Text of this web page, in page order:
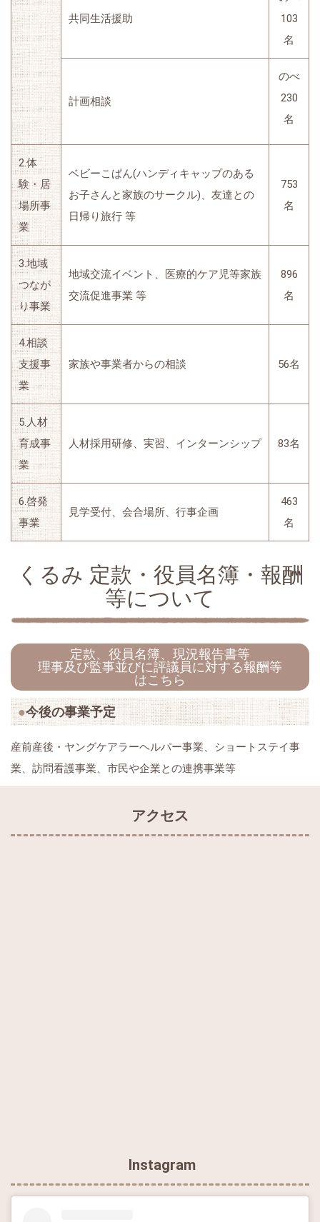
共同生活援助
103
名
計画相談
のべ
230
名
2.体
験・居
場所事
業
ベビーこぱん(ハンディキャップのある
お子さんと家族のサークル)、友達との
日帰り旅行 等
753
名
3.地域
つなが
り事業
地域交流イベント、医療的ケア児等家族
交流促進事業 等
896
名
4.相談
支援事
業
家族や事業者からの相談 56名
5.人材
育成事
業
人材採用研修、実習、インターンシップ 83名
6.啓発
事業
見学受付、会合場所、行事企画
463
名
くるみ 定款・役員名簿・報酬
等について
定款、役員名簿、現況報告書等
理事及び監事並びに評議員に対する報酬等
はこちら
今後の事業予定
産前産後・ヤングケアラーヘルパー事業、ショートステイ事
業、訪問看護事業、市民や企業との連携事業等
アクセス
Instagram